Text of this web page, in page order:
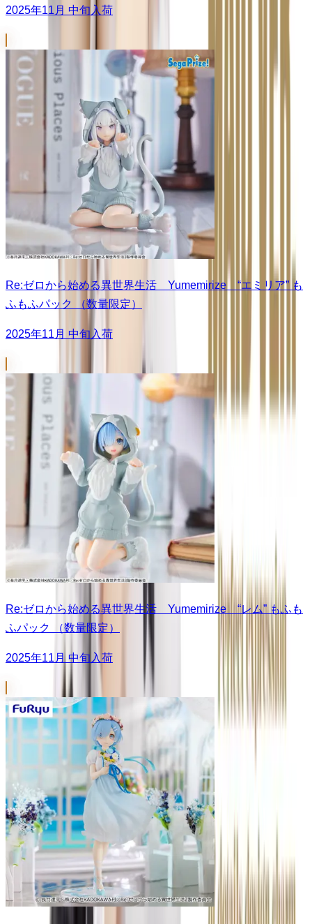
2025年11月 中旬入荷
Re:ゼロから始める異世界生活 Yumemirize “エミリア” も
ふもふパック （数量限定）
2025年11月 中旬入荷
Re:ゼロから始める異世界生活 Yumemirize “レム” もふも
ふパック （数量限定）
2025年11月 中旬入荷